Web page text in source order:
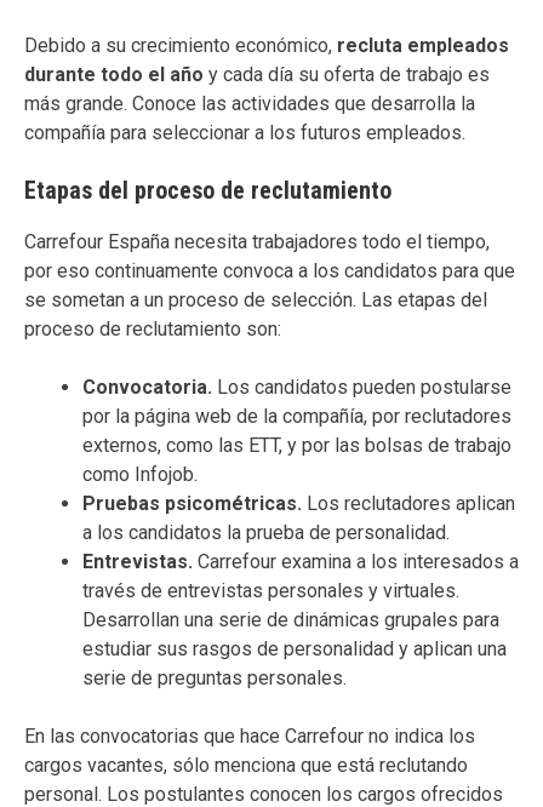
Debido a su crecimiento económico, recluta empleados
durante todo el año y cada día su oferta de trabajo es
más grande. Conoce las actividades que desarrolla la
compañía para seleccionar a los futuros empleados.
Etapas del proceso de reclutamiento
Carrefour España necesita trabajadores todo el tiempo,
por eso continuamente convoca a los candidatos para que
se sometan a un proceso de selección. Las etapas del
proceso de reclutamiento son:
Convocatoria. Los candidatos pueden postularse
por la página web de la compañía, por reclutadores
externos, como las ETT, y por las bolsas de trabajo
como Infojob.
Pruebas psicométricas. Los reclutadores aplican
a los candidatos la prueba de personalidad.
Entrevistas. Carrefour examina a los interesados a
través de entrevistas personales y virtuales.
Desarrollan una serie de dinámicas grupales para
estudiar sus rasgos de personalidad y aplican una
serie de preguntas personales.
En las convocatorias que hace Carrefour no indica los
cargos vacantes, sólo menciona que está reclutando
personal. Los postulantes conocen los cargos ofrecidos